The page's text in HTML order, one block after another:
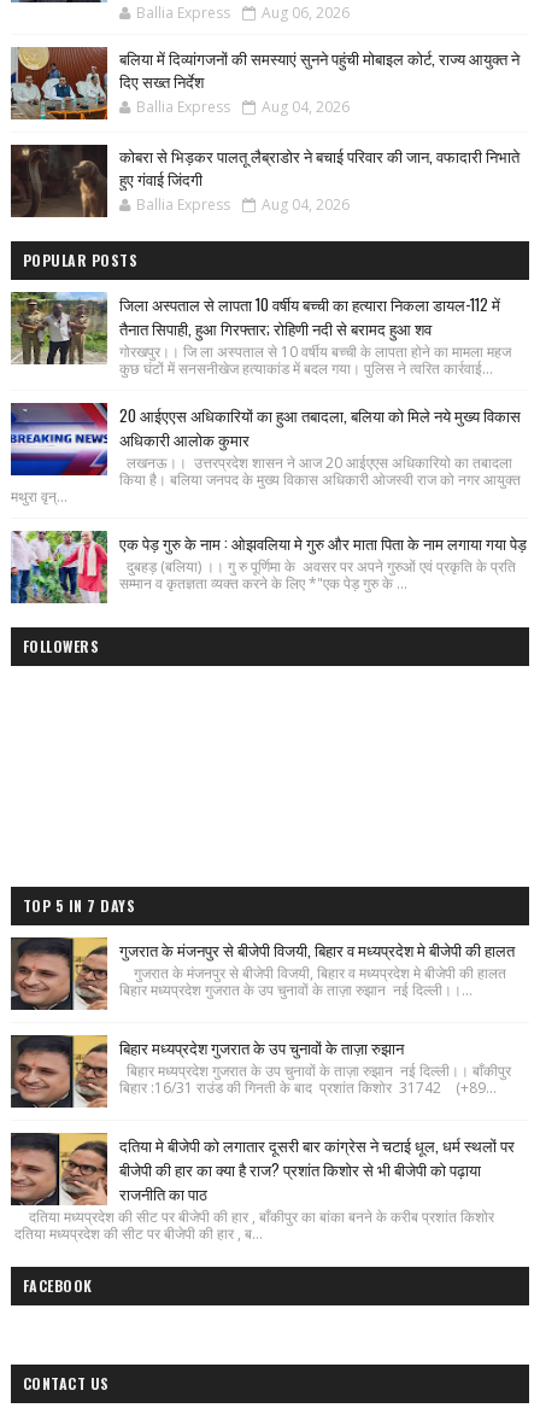
Ballia Express Aug 06, 2026
बलिया में दिव्यांगजनों की समस्याएं सुनने पहुंची मोबाइल कोर्ट, राज्य आयुक्त ने
दिए सख्त निर्देश
Ballia Express Aug 04, 2026
कोबरा से भिड़कर पालतू लैब्राडोर ने बचाई परिवार की जान, वफादारी निभाते
हुए गंवाई जिंदगी
Ballia Express Aug 04, 2026
POPULAR POSTS
जिला अस्पताल से लापता 10 वर्षीय बच्ची का हत्यारा निकला डायल-112 में
तैनात सिपाही, हुआ गिरफ्तार; रोहिणी नदी से बरामद हुआ शव
गोरखपुर।। जि ला अस्पताल से 10 वर्षीय बच्ची के लापता होने का मामला महज
कुछ घंटों में सनसनीखेज हत्याकांड में बदल गया। पुलिस ने त्वरित कार्रवाई...
20 आईएएस अधिकारियों का हुआ तबादला, बलिया को मिले नये मुख्य विकास
अधिकारी आलोक कुमार
लखनऊ।। उत्तरप्रदेश शासन ने आज 20 आईएएस अधिकारियो का तबादला
किया है। बलिया जनपद के मुख्य विकास अधिकारी ओजस्वी राज को नगर आयुक्त
मथुरा वृन्...
एक पेड़ गुरु के नाम : ओझवलिया मे गुरु और माता पिता के नाम लगाया गया पेड़
दुबहड़ (बलिया) ।। गु रु पूर्णिमा के अवसर पर अपने गुरुओं एवं प्रकृति के प्रति
सम्मान व कृतज्ञता व्यक्त करने के लिए *"एक पेड़ गुरु के ...
FOLLOWERS
TOP 5 IN 7 DAYS
गुजरात के मंजनपुर से बीजेपी विजयी, बिहार व मध्यप्रदेश मे बीजेपी की हालत
गुजरात के मंजनपुर से बीजेपी विजयी, बिहार व मध्यप्रदेश मे बीजेपी की हालत
बिहार मध्यप्रदेश गुजरात के उप चुनावों के ताज़ा रुझान नई दिल्ली।।...
बिहार मध्यप्रदेश गुजरात के उप चुनावों के ताज़ा रुझान
बिहार मध्यप्रदेश गुजरात के उप चुनावों के ताज़ा रुझान नई दिल्ली।। बाँकीपुर
बिहार :16/31 राउंड की गिनती के बाद प्रशांत किशोर 31742 (+89...
दतिया मे बीजेपी को लगातार दूसरी बार कांग्रेस ने चटाई धूल, धर्म स्थलों पर
बीजेपी की हार का क्या है राज? प्रशांत किशोर से भी बीजेपी को पढ़ाया
राजनीति का पाठ
दतिया मध्यप्रदेश की सीट पर बीजेपी की हार , बाँकीपुर का बांका बनने के करीब प्रशांत किशोर
दतिया मध्यप्रदेश की सीट पर बीजेपी की हार , ब...
FACEBOOK
CONTACT US